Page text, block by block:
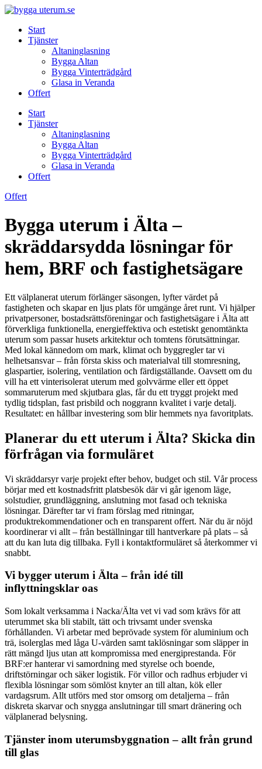
Skip
contentStart
Tjänster
Altaninglasning
Bygga Altan
Bygga Vinterträdgård
Glasa in Veranda
Offert
Start
Tjänster
Altaninglasning
Bygga Altan
Bygga Vinterträdgård
Glasa in Veranda
Offert
Offert
Bygga uterum i Älta –
skräddarsydda lösningar för
hem, BRF och fastighetsägare
Ett välplanerat uterum förlänger säsongen, lyfter värdet på
fastigheten och skapar en ljus plats för umgänge året runt. Vi hjälper
privatpersoner, bostadsrättsföreningar och fastighetsägare i Älta att
förverkliga funktionella, energieffektiva och estetiskt genomtänkta
uterum som passar husets arkitektur och tomtens förutsättningar.
Med lokal kännedom om mark, klimat och byggregler tar vi
helhetsansvar – från första skiss och materialval till stomresning,
glaspartier, isolering, ventilation och färdigställande. Oavsett om du
vill ha ett vinterisolerat uterum med golvvärme eller ett öppet
sommaruterum med skjutbara glas, får du ett tryggt projekt med
tydlig tidsplan, fast prisbild och noggrann kvalitet i varje detalj.
Resultatet: en hållbar investering som blir hemmets nya favoritplats.
Planerar du ett uterum i Älta? Skicka din
förfrågan via formuläret
Vi skräddarsyr varje projekt efter behov, budget och stil. Vår process
börjar med ett kostnadsfritt platsbesök där vi går igenom läge,
solstudier, grundläggning, anslutning mot fasad och tekniska
lösningar. Därefter tar vi fram förslag med ritningar,
produktrekommendationer och en transparent offert. När du är nöjd
koordinerar vi allt – från beställningar till hantverkare på plats – så
att du kan luta dig tillbaka. Fyll i kontaktformuläret så återkommer vi
snabbt.
Vi bygger uterum i Älta – från idé till
inflyttningsklar oas
Som lokalt verksamma i Nacka/Älta vet vi vad som krävs för att
uterummet ska bli stabilt, tätt och trivsamt under svenska
förhållanden. Vi arbetar med beprövade system för aluminium och
trä, isolerglas med låga U-värden samt taklösningar som släpper in
rätt mängd ljus utan att kompromissa med energiprestanda. För
BRF:er hanterar vi samordning med styrelse och boende,
driftstörningar och säker logistik. För villor och radhus erbjuder vi
flexibla lösningar som sömlöst knyter an till altan, kök eller
vardagsrum. Allt utförs med stor omsorg om detaljerna – från
diskreta skarvar och snygga anslutningar till smart dränering och
välplanerad belysning.
Tjänster inom uterumsbyggnation – allt från grund
till glas